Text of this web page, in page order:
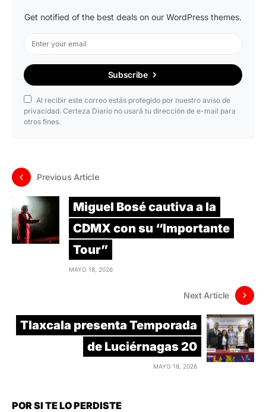
Get notified of the best deals on our WordPress themes.
Subscribe
Al recibir este correo estás protegido por nuestro aviso de
privacidad. Certeza Diario no usará tu dirección de e-mail para
otros fines.
Previous Article
Miguel Bosé cautiva a la
CDMX con su “Importante
Tour”
MAYO 18, 2026
Next Article
Tlaxcala presenta Temporada
de Luciérnagas 20
MAYO 18, 2026
POR SI TE LO PERDISTE